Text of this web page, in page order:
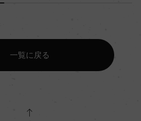
一覧に戻る